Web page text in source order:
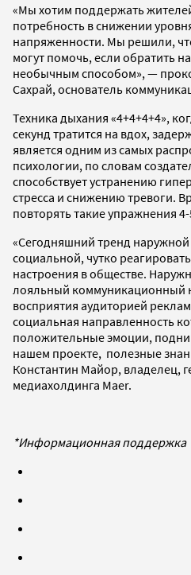
«Мы хотим поддержать
потребность в снижении
напряженности. Мы решили,
могут помочь, если обратить
необычным способом», —
Сахрай, основатель
Техника дыхания «4+4+4+4»,
секунд тратится на вдох,
является одним из самых
психологии, по словам
способствует устранению
стресса и снижению тревоги.
повторять такие упражнения
«Сегодняшний тренд
социальной, чутко
настроения в обществе.
лояльный коммуникационный
восприятия аудиторией
социальная направленность
положительные эмоции,
нашем проекте, полезные
Константин Майор, владелец,
медиахолдинга Maer.
*Информационная поддержка